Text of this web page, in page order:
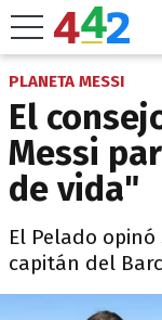
PLANETA MESSI
El
Messi
de vida"
El Pelado
capitán del